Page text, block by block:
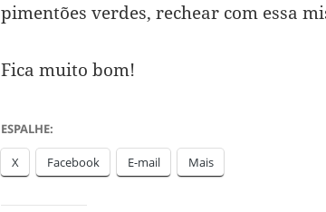
pimentões verdes, rechear com essa
Fica muito bom!
ESPALHE:
X Facebook E-mail Mais